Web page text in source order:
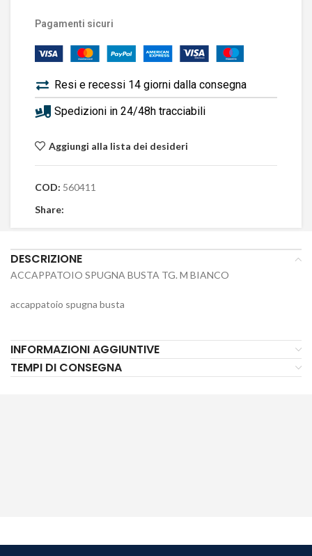
Pagamenti sicuri
Resi e recessi 14 giorni dalla consegna
Spedizioni in 24/48h tracciabili
Aggiungi alla lista dei desideri
COD: 560411
Share:
DESCRIZIONE
ACCAPPATOIO SPUGNA BUSTA TG. M BIANCO
accappatoio spugna busta
INFORMAZIONI AGGIUNTIVE
TEMPI DI CONSEGNA